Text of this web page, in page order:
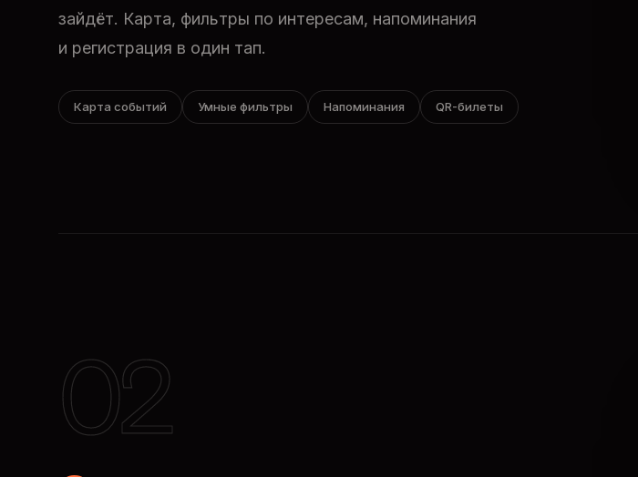
зайдёт. Карта, фильтры по интересам, напоминания
и регистрация в один тап.
Карта событий Умные фильтры Напоминания QR-билеты
02